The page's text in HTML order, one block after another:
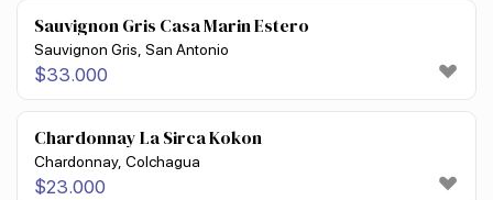
Sauvignon Gris Casa Marin Estero
Sauvignon Gris, San Antonio
$33.000
Chardonnay La Sirca Kokon
Chardonnay, Colchagua
$23.000